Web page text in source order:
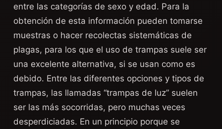
entre las categorías de sexo y edad. Para la
obtención de esta información pueden tomarse
muestras o hacer recolectas sistemáticas de
plagas, para los que el uso de trampas suele ser
una excelente alternativa, si se usan como es
debido. Entre las diferentes opciones y tipos de
trampas, las llamadas “trampas de luz” suelen
ser las más socorridas, pero muchas veces
desperdiciadas. En un principio porque se